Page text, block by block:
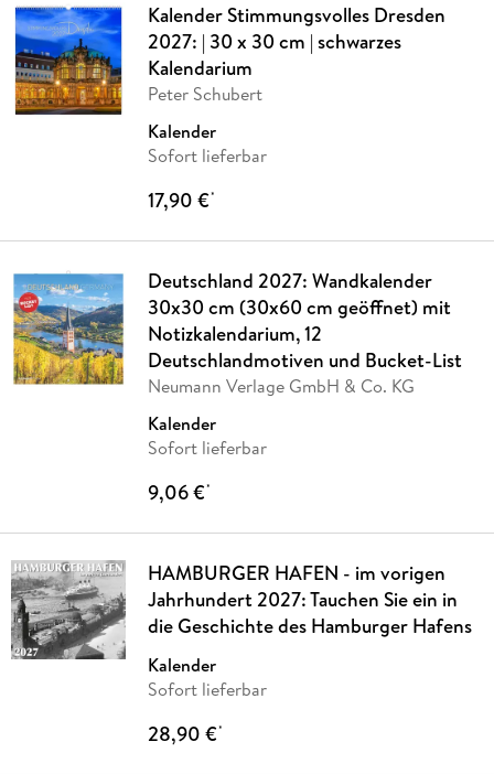
Kalender Stimmungsvolles Dresden
2027: | 30 x 30 cm | schwarzes
Kalendarium
Peter Schubert
Kalender
Sofort lieferbar
17,90 €*
Deutschland 2027: Wandkalender
30x30 cm (30x60 cm geöffnet) mit
Notizkalendarium, 12
Deutschlandmotiven und Bucket-List
Neumann Verlage GmbH & Co. KG
Kalender
Sofort lieferbar
9,06 €*
HAMBURGER HAFEN - im vorigen
Jahrhundert 2027: Tauchen Sie ein in
die Geschichte des Hamburger Hafens
Kalender
Sofort lieferbar
28,90 €*